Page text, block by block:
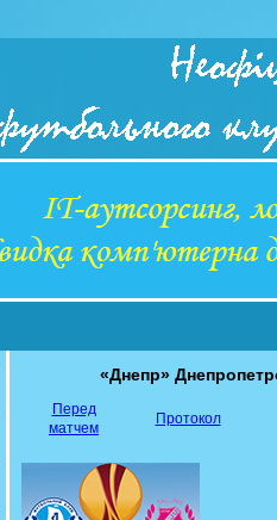
«Днепр»
Перед
матчем
Протокол